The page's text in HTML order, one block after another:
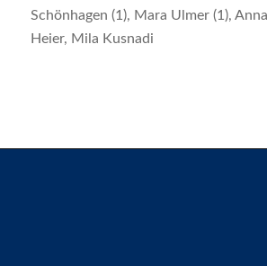
Schönhagen (1), Mara Ulmer (1),
Heier, Mila Kusnadi